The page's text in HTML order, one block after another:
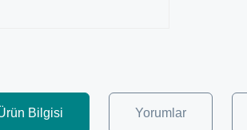
Bilgisi Yorumlar